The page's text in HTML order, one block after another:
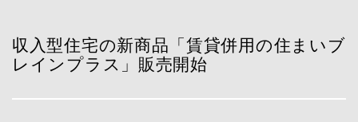
収入型住宅の新商品「賃貸併用の住まいブ
レインプラス」販売開始